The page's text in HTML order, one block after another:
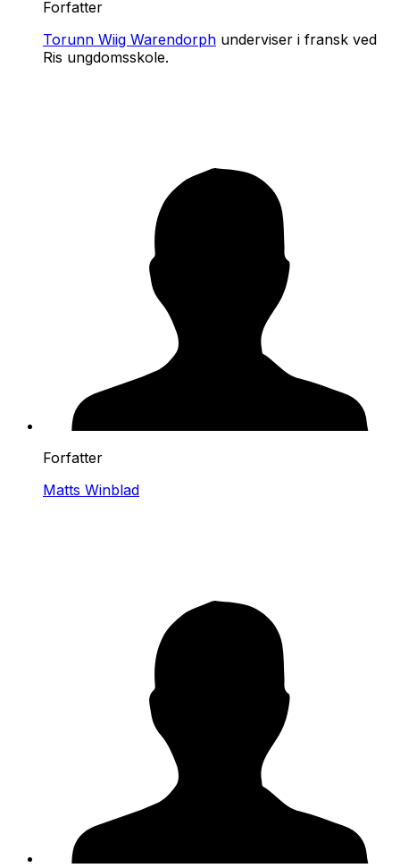
Forfatter
Torunn Wiig Warendorph underviser i fransk ved
Ris ungdomsskole.
Forfatter
Matts Winblad